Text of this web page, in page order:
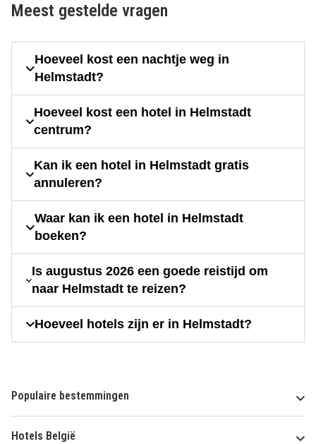
Meest gestelde vragen
Hoeveel kost een nachtje weg in
Helmstadt?
Hoeveel kost een hotel in Helmstadt
centrum?
Kan ik een hotel in Helmstadt gratis
annuleren?
Waar kan ik een hotel in Helmstadt
boeken?
Is augustus 2026 een goede reistijd om
naar Helmstadt te reizen?
Hoeveel hotels zijn er in Helmstadt?
Populaire bestemmingen
Hotels België